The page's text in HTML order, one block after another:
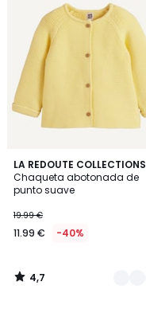
LA REDOUTE COLLECTIONS
Chaqueta abotonada de
punto suave
€
en
de
19.99
19.99 €
11.99 € -40%
4,7
/ 5
4
Colores
4,7
/